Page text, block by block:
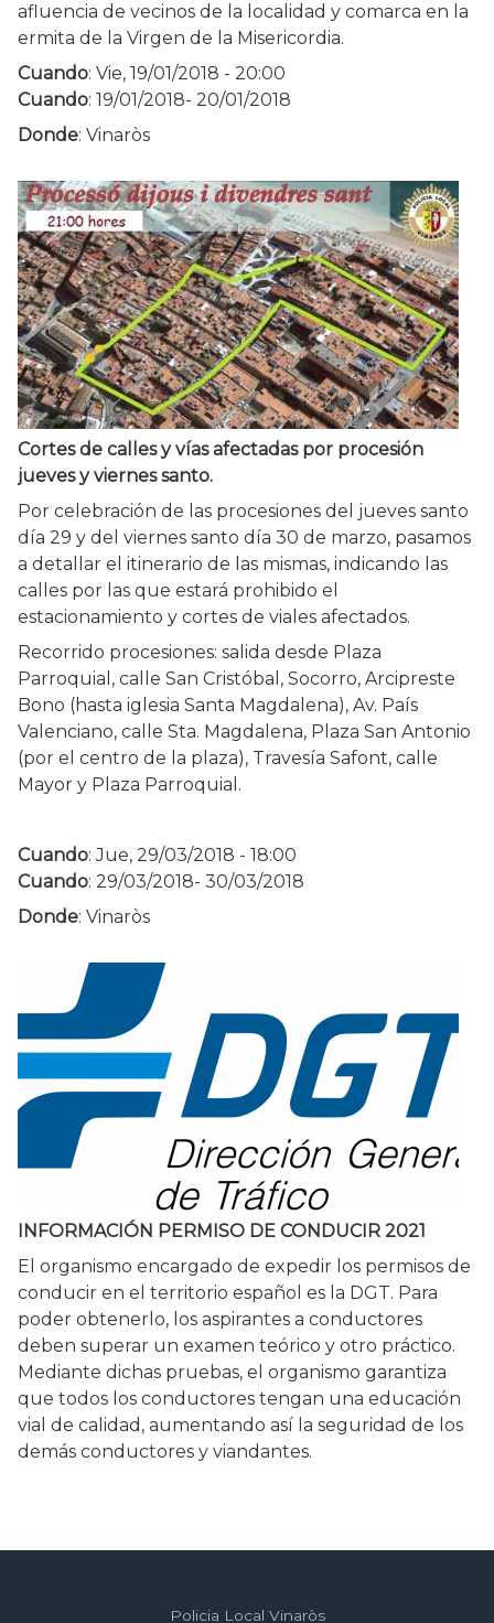
afluencia de vecinos de la localidad y comarca en la
ermita de la Virgen de la Misericordia.
Cuando: Vie, 19/01/2018 - 20:00
Cuando: 19/01/2018- 20/01/2018
Donde: Vinaròs
Cortes de calles y vías afectadas por procesión
jueves y viernes santo.
Por celebración de las procesiones del jueves santo
día 29 y del viernes santo día 30 de marzo, pasamos
a detallar el itinerario de las mismas, indicando las
calles por las que estará prohibido el
estacionamiento y cortes de viales afectados.
Recorrido procesiones: salida desde Plaza
Parroquial, calle San Cristóbal, Socorro, Arcipreste
Bono (hasta iglesia Santa Magdalena), Av. País
Valenciano, calle Sta. Magdalena, Plaza San Antonio
(por el centro de la plaza), Travesía Safont, calle
Mayor y Plaza Parroquial.
Cuando:Jue, 29/03/2018 - 18:00
Cuando: 29/03/2018- 30/03/2018
Donde: Vinaròs
INFORMACIÓN PERMISO DE CONDUCIR 2021
El organismo encargado de expedir los permisos de
conducir en el territorio español es la DGT. Para
poder obtenerlo, los aspirantes a conductores
deben superar un examen teórico y otro práctico.
Mediante dichas pruebas, el organismo garantiza
que todos los conductores tengan una educación
vial de calidad, aumentando así la seguridad de los
demás conductores y viandantes.
Policia Local Vinaròs